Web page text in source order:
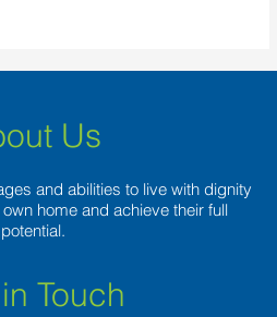
Us
and abilities to live with dignity
home and achieve their full
potential.
Touch